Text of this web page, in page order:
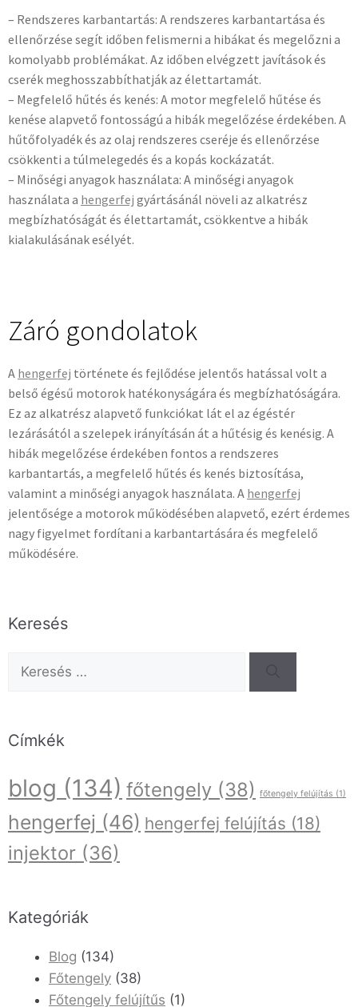
– Rendszeres karbantartás: A rendszeres karbantartása és
ellenőrzése segít időben felismerni a hibákat és megelőzni a
komolyabb problémákat. Az időben elvégzett javítások és
cserék meghosszabbíthatják az élettartamát.
– Megfelelő hűtés és kenés: A motor megfelelő hűtése és
kenése alapvető fontosságú a hibák megelőzése érdekében. A
hűtőfolyadék és az olaj rendszeres cseréje és ellenőrzése
csökkenti a túlmelegedés és a kopás kockázatát.
– Minőségi anyagok használata: A minőségi anyagok
használata a hengerfej gyártásánál növeli az alkatrész
megbízhatóságát és élettartamát, csökkentve a hibák
kialakulásának esélyét.
Záró gondolatok
A hengerfej története és fejlődése jelentős hatással volt a
belső égésű motorok hatékonyságára és megbízhatóságára.
Ez az alkatrész alapvető funkciókat lát el az égéstér
lezárásától a szelepek irányításán át a hűtésig és kenésig. A
hibák megelőzése érdekében fontos a rendszeres
karbantartás, a megfelelő hűtés és kenés biztosítása,
valamint a minőségi anyagok használata. A hengerfej
jelentősége a motorok működésében alapvető, ezért érdemes
nagy figyelmet fordítani a karbantartására és megfelelő
működésére.
Keresés
Címkék
blog (134) főtengely (38) főtengely felújítás (1)
hengerfej (46) hengerfej felújítás (18)
injektor (36)
Kategóriák
Blog (134)
Főtengely (38)
Főtengely felújítűs (1)